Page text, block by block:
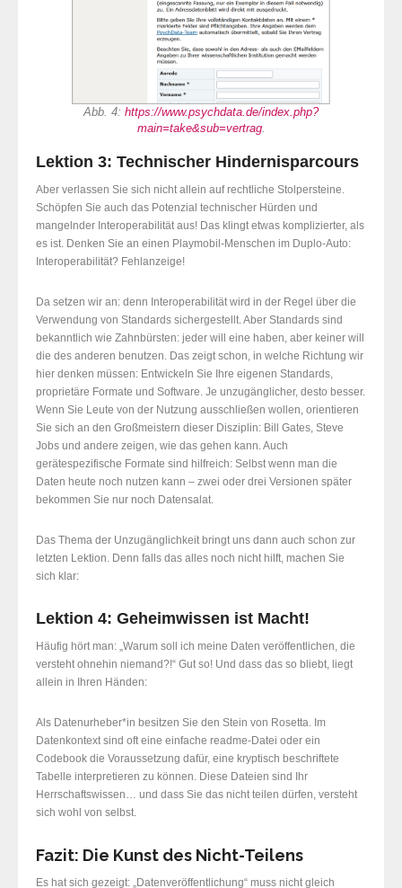
Abb. 4: https://www.psychdata.de/index.php?
main=take&sub=vertrag.
Lektion 3: Technischer Hindernisparcours
Aber verlassen Sie sich nicht allein auf rechtliche Stolpersteine.
Schöpfen Sie auch das Potenzial technischer Hürden und
mangelnder Interoperabilität aus! Das klingt etwas komplizierter, als
es ist. Denken Sie an einen Playmobil-Menschen im Duplo-Auto:
Interoperabilität? Fehlanzeige!
Da setzen wir an: denn Interoperabilität wird in der Regel über die
Verwendung von Standards sichergestellt. Aber Standards sind
bekanntlich wie Zahnbürsten: jeder will eine haben, aber keiner will
die des anderen benutzen. Das zeigt schon, in welche Richtung wir
hier denken müssen: Entwickeln Sie Ihre eigenen Standards,
proprietäre Formate und Software. Je unzugänglicher, desto besser.
Wenn Sie Leute von der Nutzung ausschließen wollen, orientieren
Sie sich an den Großmeistern dieser Disziplin: Bill Gates, Steve
Jobs und andere zeigen, wie das gehen kann. Auch
gerätespezifische Formate sind hilfreich: Selbst wenn man die
Daten heute noch nutzen kann – zwei oder drei Versionen später
bekommen Sie nur noch Datensalat.
Das Thema der Unzugänglichkeit bringt uns dann auch schon zur
letzten Lektion. Denn falls das alles noch nicht hilft, machen Sie
sich klar:
Lektion 4: Geheimwissen ist Macht!
Häufig hört man: „Warum soll ich meine Daten veröffentlichen, die
versteht ohnehin niemand?!“ Gut so! Und dass das so bliebt, liegt
allein in Ihren Händen:
Als Datenurheber*in besitzen Sie den Stein von Rosetta. Im
Datenkontext sind oft eine einfache readme-Datei oder ein
Codebook die Voraussetzung dafür, eine kryptisch beschriftete
Tabelle interpretieren zu können. Diese Dateien sind Ihr
Herrschaftswissen… und dass Sie das nicht teilen dürfen, versteht
sich wohl von selbst.
Fazit: Die Kunst des Nicht-Teilens
Es hat sich gezeigt: „Datenveröffentlichung“ muss nicht gleich